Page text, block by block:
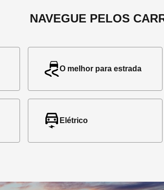
NAVEGUE PELOS
O melhor para estrada
Elétrico